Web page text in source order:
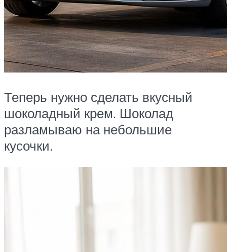
Теперь нужно сделать вкусный
шоколадный крем. Шоколад
разламываю на небольшие
кусочки.